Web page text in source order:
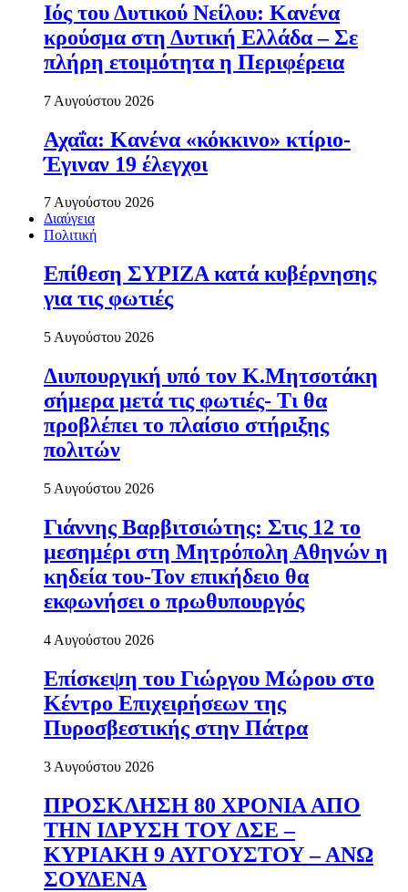
Ιός του Δυτικού Νείλου: Κανένα
κρούσμα στη Δυτική Ελλάδα – Σε
πλήρη ετοιμότητα η Περιφέρεια
7 Αυγούστου 2026
Αχαΐα: Κανένα «κόκκινο» κτίριο-
Έγιναν 19 έλεγχοι
7 Αυγούστου 2026
Διαύγεια
Πολιτική
Επίθεση ΣΥΡΙΖΑ κατά κυβέρνησης
για τις φωτιές
5 Αυγούστου 2026
Διυπουργική υπό τον Κ.Μητσοτάκη
σήμερα μετά τις φωτιές- Τι θα
προβλέπει το πλαίσιο στήριξης
πολιτών
5 Αυγούστου 2026
Γιάννης Βαρβιτσιώτης: Στις 12 το
μεσημέρι στη Μητρόπολη Αθηνών η
κηδεία του-Τον επικήδειο θα
εκφωνήσει ο πρωθυπουργός
4 Αυγούστου 2026
Επίσκεψη του Γιώργου Μώρου στο
Κέντρο Επιχειρήσεων της
Πυροσβεστικής στην Πάτρα
3 Αυγούστου 2026
ΠΡΟΣΚΛΗΣΗ 80 ΧΡΟΝΙΑ ΑΠΟ
ΤΗΝ ΙΔΡΥΣΗ ΤΟΥ ΔΣΕ –
ΚΥΡΙΑΚΗ 9 ΑΥΓΟΥΣΤΟΥ – ΑΝΩ
ΣΟΥΔΕΝΑ